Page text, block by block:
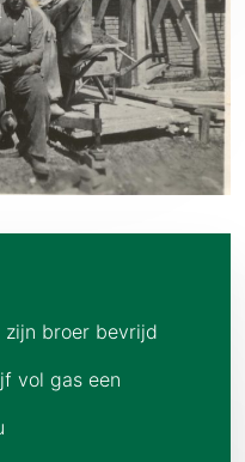
zijn broer bevrijd
vol gas een